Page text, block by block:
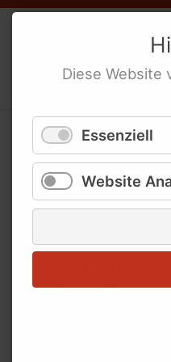
Politische
Wörter-Buch
Manchmal haben
Sprache auch
Diese Website
Essenziell
Website